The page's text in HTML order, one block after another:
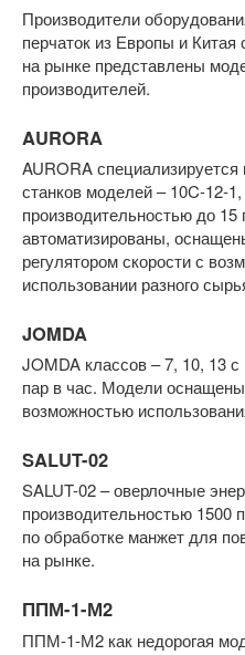
Производители
перчаток из Европы и
на рынке представлены
производителей.
AURORA
AURORA
станков моделей – 10C-12-
производительностью до
автоматизированы,
регулятором скорости с
использовании разного
JOMDA
JOMDA классов – 7, 10, 13
пар в час. Модели
возможностью
SALUT-02
SALUT-02 – оверлочные
производительностью 1500
по обработке манжет для
на рынке.
ППМ-1-М2
ППМ-1-М2 как недорогая